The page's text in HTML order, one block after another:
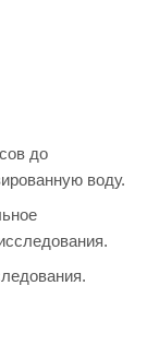
до
воду.